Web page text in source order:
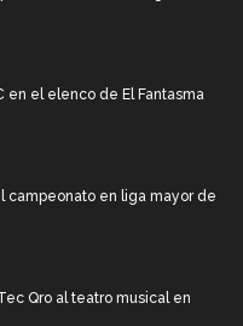
en el elenco de El Fantasma
campeonato en liga mayor de
Qro al teatro musical en